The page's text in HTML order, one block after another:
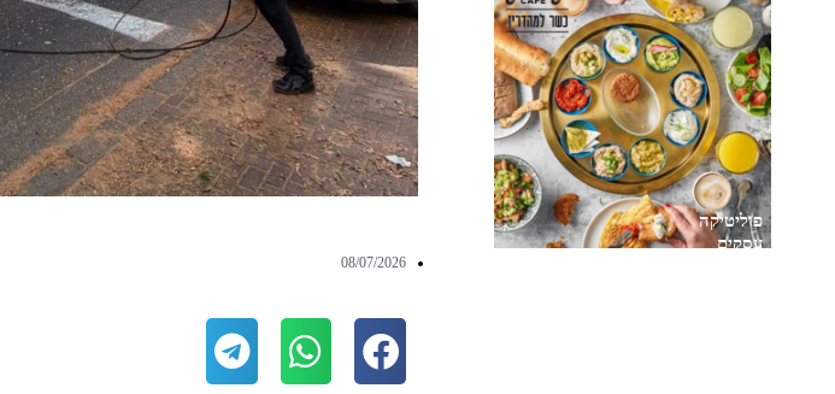
פוליטיקה
עסקים
08/07/2026